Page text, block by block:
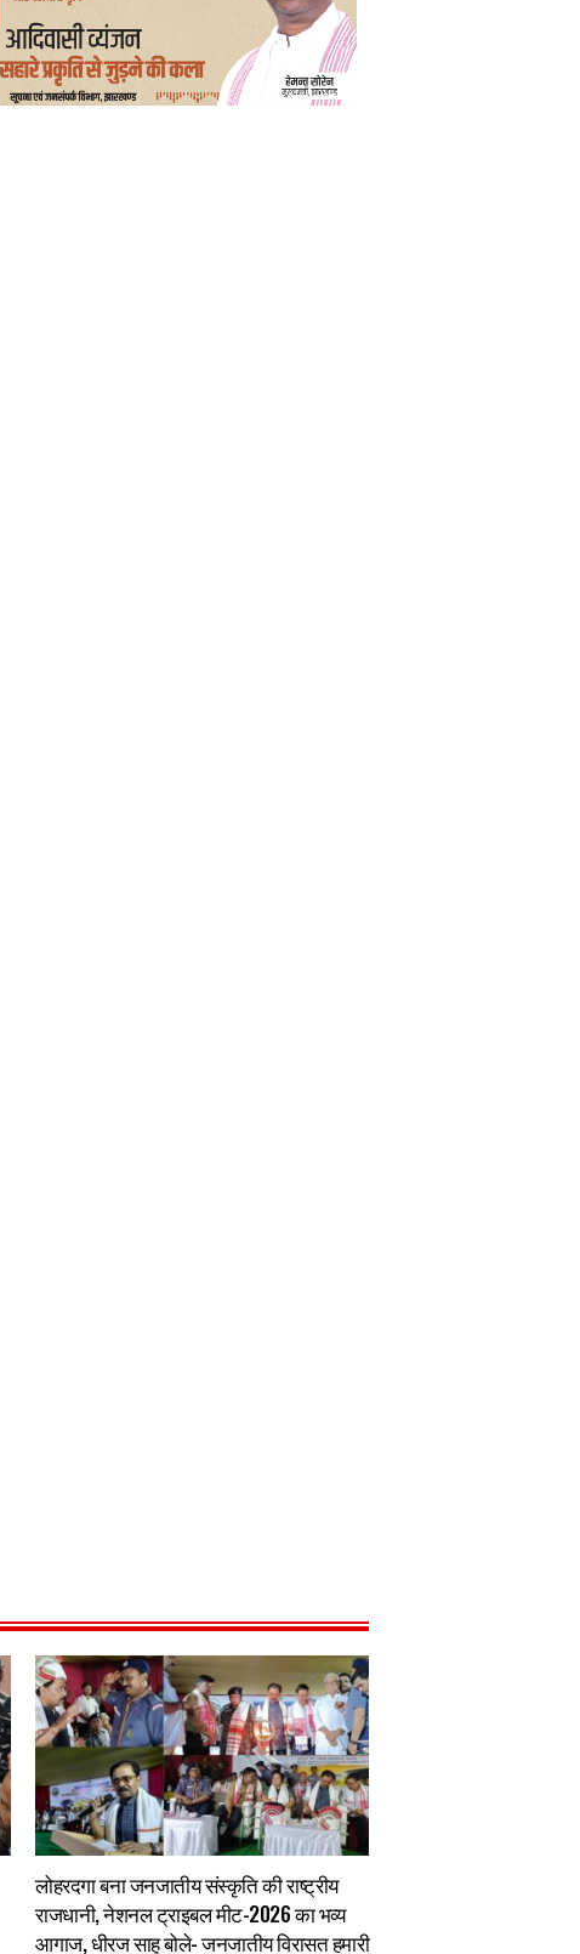
लोहरदगा बना जनजातीय संस्कृति की राष्ट्रीय
राजधानी, नेशनल ट्राइबल मीट-2026 का भव्य
आगाज, धीरज साहू बोले- जनजातीय विरासत हमारी